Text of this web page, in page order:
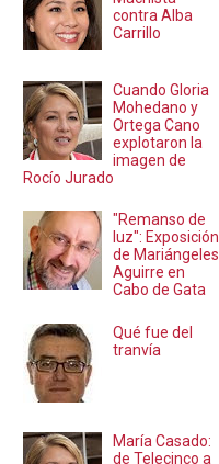
contra Alba
Carrillo
Cuando Gloria
Mohedano y
Ortega Cano
explotaron la
imagen de
Rocío Jurado
"Remanso de
luz": Exposición
de Mariángeles
Aguirre en
Cabo de Gata
Qué fue del
tranvía
María Casado:
de Telecinco a